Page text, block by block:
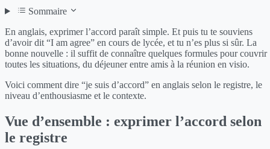
Sommaire
En anglais, exprimer l’accord paraît simple. Et puis tu te souviens
d’avoir dit “I am agree” en cours de lycée, et tu n’es plus si sûr. La
bonne nouvelle : il suffit de connaître quelques formules pour couvrir
toutes les situations, du déjeuner entre amis à la réunion en visio.
Voici comment dire “je suis d’accord” en anglais selon le registre, le
niveau d’enthousiasme et le contexte.
Vue d’ensemble : exprimer l’accord selon
le registre